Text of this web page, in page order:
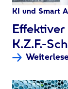
KI und Smart
:
K.Z.F.-